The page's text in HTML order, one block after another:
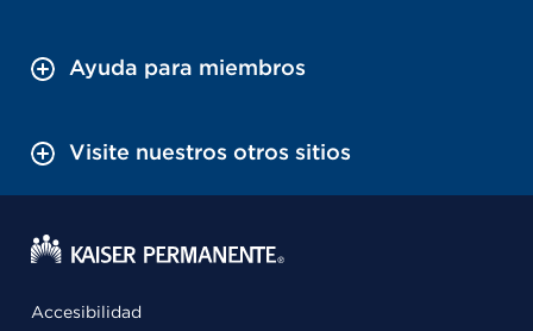
Ayuda para miembros
Visite nuestros otros sitios
Accesibilidad